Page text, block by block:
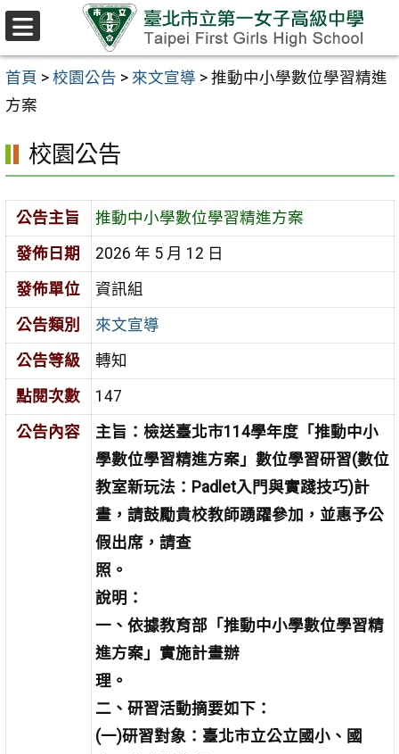
跳至主要內容區
首頁 > 校園公告 > 來文宣導 > 推動中小學數位學習精進
方案
校園公告
公告主旨
推動中小學數位學習精進方案
發佈日期
2026 年 5 月 12 日
發佈單位
資訊組
公告類別
來文宣導
公告等級
轉知
點閱次數
147
公告內容
主旨：檢送臺北市114學年度「推動中小
學數位學習精進方案」數位學習研習(數位
教室新玩法：Padlet入門與實踐技巧)計
畫，請鼓勵貴校教師踴躍參加，並惠予公
假出席，請查
照。
說明：
一、依據教育部「推動中小學數位學習精
進方案」實施計畫辦
理。
二、研習活動摘要如下：
(一)研習對象：臺北市立公立國小、國
選
單